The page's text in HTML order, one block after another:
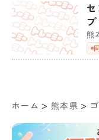
熊
ホーム > 熊本県 >